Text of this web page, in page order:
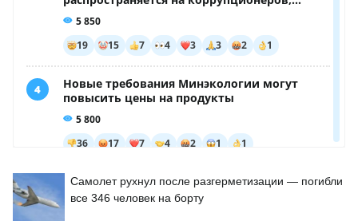
Самолет рухнул после разгерметизации — погибли
все 346 человек на борту